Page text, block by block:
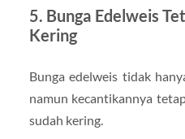
5. Bunga Edelweis
Kering
Bunga edelweis tidak
namun kecantikannya
sudah kering.